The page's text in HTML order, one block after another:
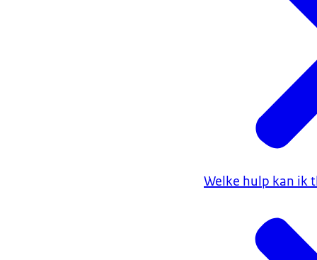
Voor
persoonlijke
hierbij recht
Bij het
eventueel
wetten.
Hoe
gemeente uw
gemeente naar.
Krijgt u
Welke hulp kan ik